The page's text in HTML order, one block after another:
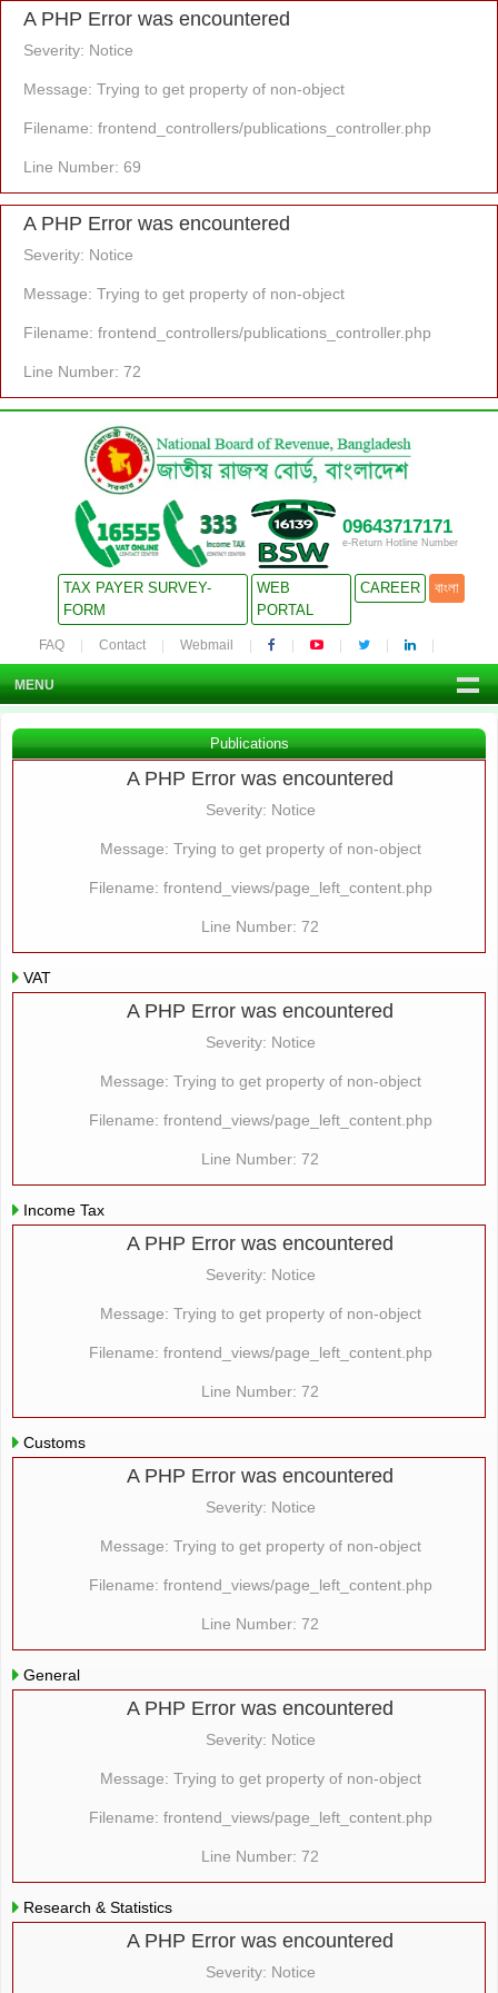
A PHP Error was encountered
Severity: Notice
Message: Trying to get property of non-object
Filename: frontend_controllers/publications_controller.php
Line Number: 69
A PHP Error was encountered
Severity: Notice
Message: Trying to get property of non-object
Filename: frontend_controllers/publications_controller.php
Line Number: 72
09643717171
e-Return Hotline Number
TAX PAYER SURVEY-
FORM
WEB
PORTAL
CAREER বাংলা
FAQ Contact Webmail
MENU
Publications
A PHP Error was encountered
Severity: Notice
Message: Trying to get property of non-object
Filename: frontend_views/page_left_content.php
Line Number: 72
VAT
A PHP Error was encountered
Severity: Notice
Message: Trying to get property of non-object
Filename: frontend_views/page_left_content.php
Line Number: 72
Income Tax
A PHP Error was encountered
Severity: Notice
Message: Trying to get property of non-object
Filename: frontend_views/page_left_content.php
Line Number: 72
Customs
A PHP Error was encountered
Severity: Notice
Message: Trying to get property of non-object
Filename: frontend_views/page_left_content.php
Line Number: 72
General
A PHP Error was encountered
Severity: Notice
Message: Trying to get property of non-object
Filename: frontend_views/page_left_content.php
Line Number: 72
Research & Statistics
A PHP Error was encountered
Severity: Notice